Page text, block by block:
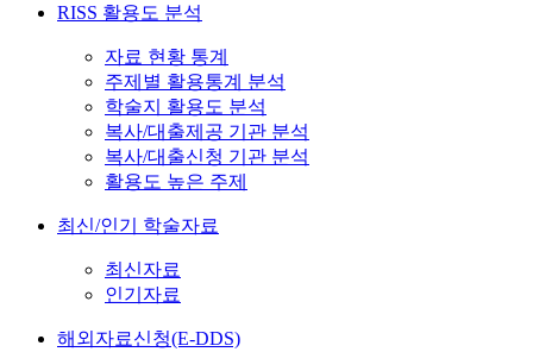
RISS 활용도 분석
자료 현황 통계
주제별 활용통계 분석
학술지 활용도 분석
복사/대출제공 기관 분석
복사/대출신청 기관 분석
활용도 높은 주제
최신/인기 학술자료
최신자료
인기자료
해외자료신청(E-DDS)